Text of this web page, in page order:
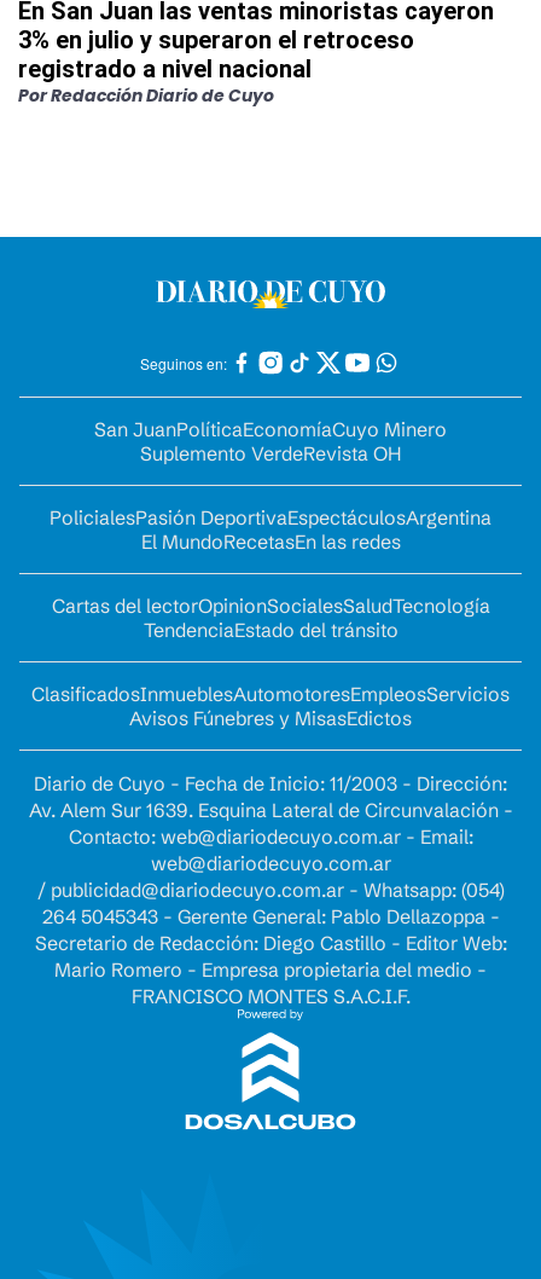
En San Juan las ventas minoristas cayeron
3% en julio y superaron el retroceso
registrado a nivel nacional
PorRedacción Diario de Cuyo
Seguinos en:
San JuanPolíticaEconomíaCuyo Minero
Suplemento VerdeRevista OH
PolicialesPasión DeportivaEspectáculosArgentina
El MundoRecetasEn las redes
Cartas del lectorOpinionSocialesSaludTecnología
TendenciaEstado del tránsito
ClasificadosInmueblesAutomotoresEmpleosServicios
Avisos Fúnebres y MisasEdictos
Diario de Cuyo - Fecha de Inicio: 11/2003 - Dirección:
Av. Alem Sur 1639. Esquina Lateral de Circunvalación -
Contacto: web@diariodecuyo.com.ar- Email:
web@diariodecuyo.com.ar
/ publicidad@diariodecuyo.com.ar- Whatsapp: (054)
264 5045343 - Gerente General: Pablo Dellazoppa -
Secretario de Redacción: Diego Castillo - Editor Web:
Mario Romero - Empresa propietaria del medio -
FRANCISCO MONTES S.A.C.I.F.